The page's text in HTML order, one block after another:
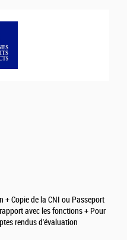
+ Copie de la CNI ou Passeport
avec les fonctions + Pour
rendus d'évaluation